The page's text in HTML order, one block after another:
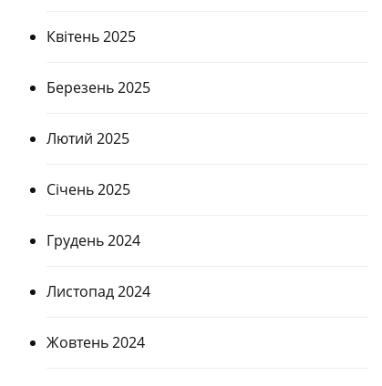
Квітень 2025
Березень 2025
Лютий 2025
Січень 2025
Грудень 2024
Листопад 2024
Жовтень 2024